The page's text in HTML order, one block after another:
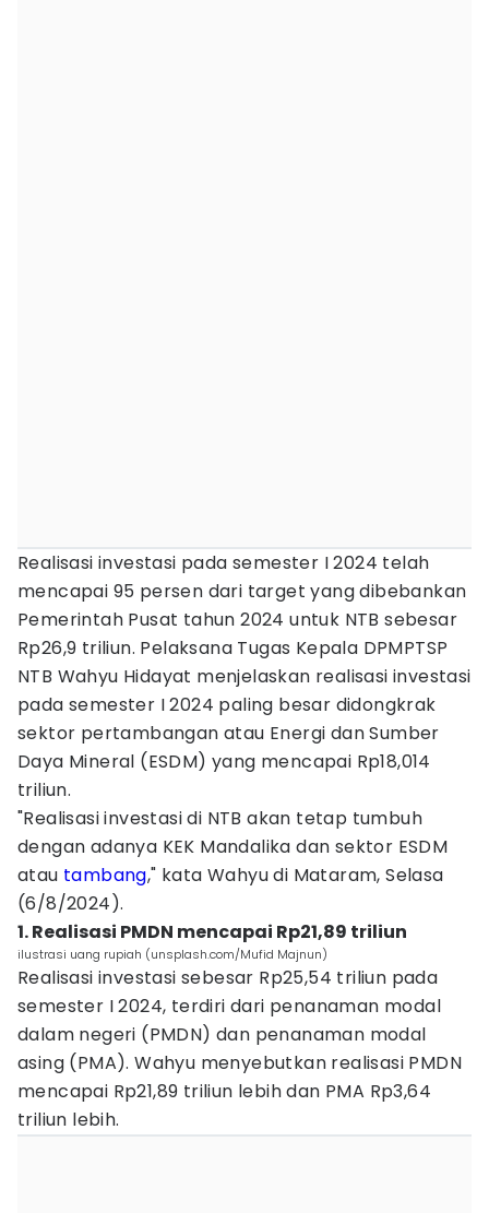
Realisasi investasi pada semester I 2024 telah
mencapai 95 persen dari target yang dibebankan
Pemerintah Pusat tahun 2024 untuk NTB sebesar
Rp26,9 triliun. Pelaksana Tugas Kepala DPMPTSP
NTB Wahyu Hidayat menjelaskan realisasi investasi
pada semester I 2024 paling besar didongkrak
sektor pertambangan atau Energi dan Sumber
Daya Mineral (ESDM) yang mencapai Rp18,014
triliun.
"Realisasi investasi di NTB akan tetap tumbuh
dengan adanya KEK Mandalika dan sektor ESDM
atau tambang," kata Wahyu di Mataram, Selasa
(6/8/2024).
1. Realisasi PMDN mencapai Rp21,89 triliun
ilustrasi uang rupiah (unsplash.com/Mufid Majnun)
Realisasi investasi sebesar Rp25,54 triliun pada
semester I 2024, terdiri dari penanaman modal
dalam negeri (PMDN) dan penanaman modal
asing (PMA). Wahyu menyebutkan realisasi PMDN
mencapai Rp21,89 triliun lebih dan PMA Rp3,64
triliun lebih.